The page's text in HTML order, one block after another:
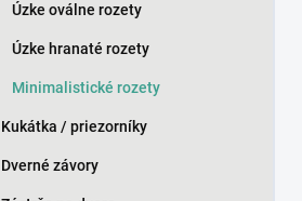
Úzke oválne rozety
Úzke hranaté rozety
Minimalistické rozety
Kukátka / priezorníky
Dverné závory